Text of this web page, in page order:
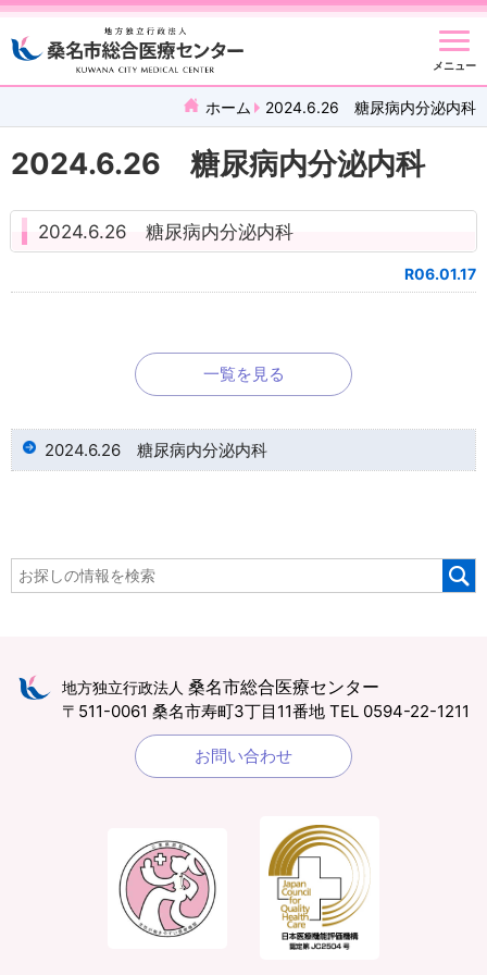
メニュー
ホーム 2024.6.26 糖尿病内分泌内科
2024.6.26 糖尿病内分泌内科
2024.6.26 糖尿病内分泌内科
R06.01.17
一覧を見る
2024.6.26 糖尿病内分泌内科
地方独立行政法人 桑名市総合医療センター
〒511-0061 桑名市寿町3丁目11番地 TEL 0594-22-1211
お問い合わせ